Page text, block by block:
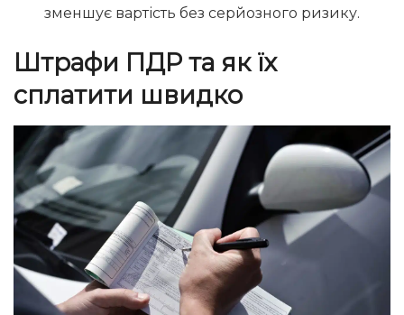
зменшує вартість без серйозного ризику.
Штрафи ПДР та як їх
сплатити швидко